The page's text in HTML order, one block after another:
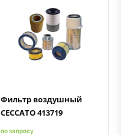
Быстрый просмотрДобавить к сравнению
Добавить в избранное
Фильтр воздушный
CECCATO 413719
по запросу